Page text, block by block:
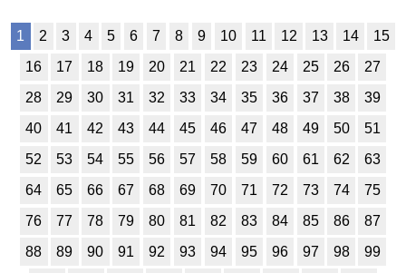
1 2 3 4 5 6 7 8 9 10 11 12 13 14
15
16
17 18 19 20 21 22 23 24 25 26
27
28
29 30 31 32 33 34 35 36 37 38
39
40
41 42 43 44 45 46 47 48 49 50
51
52
53 54 55 56 57 58 59 60 61 62
63
64
65 66 67 68 69 70 71 72 73 74
75
76
77 78 79 80 81 82 83 84 85 86
87
88
89 90 91 92 93 94 95 96 97 98
99